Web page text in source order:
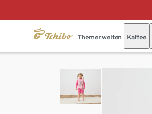
Themenwelten Kaffee